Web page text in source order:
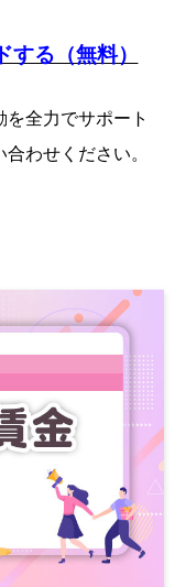
る（無料）
全力でサポート
わせください。